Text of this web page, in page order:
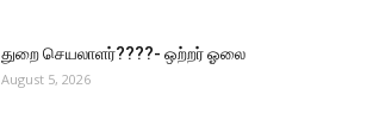
துறை செயலாளர்????- ஒற்றர் ஓலை
August 5, 2026